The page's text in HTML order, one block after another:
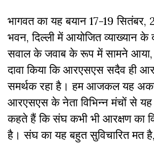
भागवत का यह बयान 17-19 सितंबर,
भवन, दिल्ली में आयोजित व्याख्यान के
सवाल के जवाब के रूप में सामने आया,
दावा किया कि आरएसएस सदैव ही
समर्थक रहा है। हम आजकल यह
आरएसएस के नेता विभिन्न मंचों से यह
कहते हैं कि संघ कभी भी आरक्षण का
है। संघ का यह बहुत सुविचारित मत